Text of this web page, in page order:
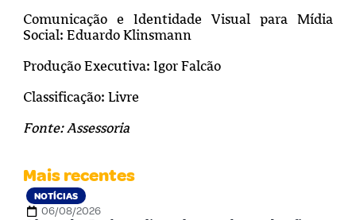
Comunicação e Identidade Visual para Mídia
Social: Eduardo Klinsmann
Produção Executiva: Igor Falcão
Classificação: Livre
Fonte: Assessoria
Mais recentes
NOTÍCIAS
06/08/2026